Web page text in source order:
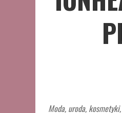
Moda, uroda,